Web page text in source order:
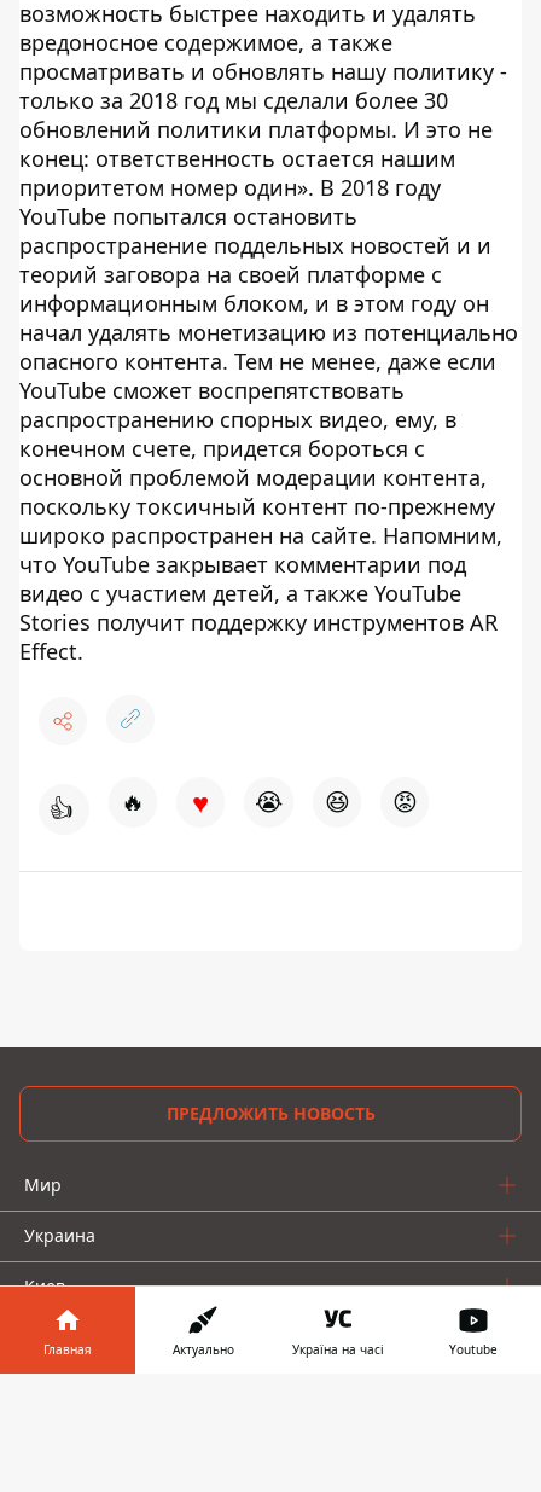
возможность быстрее находить и удалять
вредоносное содержимое, а также
просматривать и обновлять нашу политику -
только за 2018 год мы сделали более 30
обновлений политики платформы. И это не
конец: ответственность остается нашим
приоритетом номер один». В 2018 году
YouTube попытался остановить
распространение поддельных новостей и и
теорий заговора на своей платформе с
информационным блоком, и в этом году он
начал удалять монетизацию из потенциально
опасного контента. Тем не менее, даже если
YouTube сможет воспрепятствовать
распространению спорных видео, ему, в
конечном счете, придется бороться с
основной проблемой модерации контента,
поскольку токсичный контент по-прежнему
широко распространен на сайте. Напомним,
что YouTube закрывает комментарии под
видео с участием детей, а также YouTube
Stories получит поддержку инструментов AR
Effect.
👍 🔥 ♥ 😭 😆 😡
ПРЕДЛОЖИТЬ НОВОСТЬ
Мир
Украина
Киев
Регионы
Главная Актуально Україна на часі Youtube